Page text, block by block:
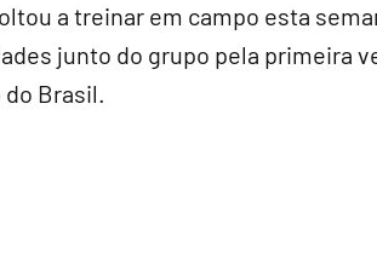
a treinar em campo esta
junto do grupo pela primeira
Brasil.